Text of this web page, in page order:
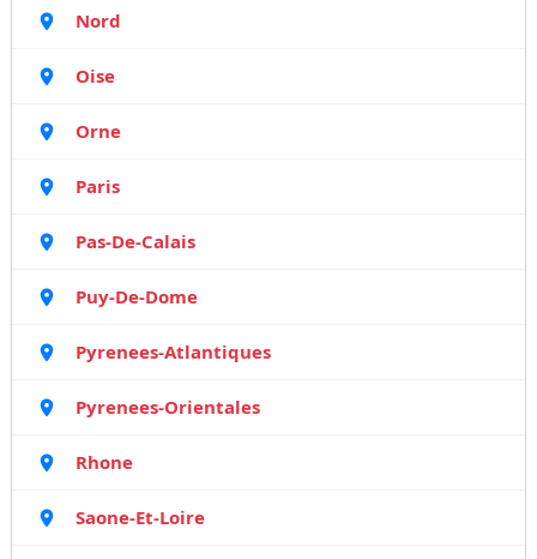
Nord
Oise
Orne
Paris
Pas-De-Calais
Puy-De-Dome
Pyrenees-Atlantiques
Pyrenees-Orientales
Rhone
Saone-Et-Loire